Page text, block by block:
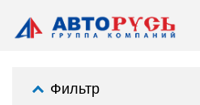
Фильтр